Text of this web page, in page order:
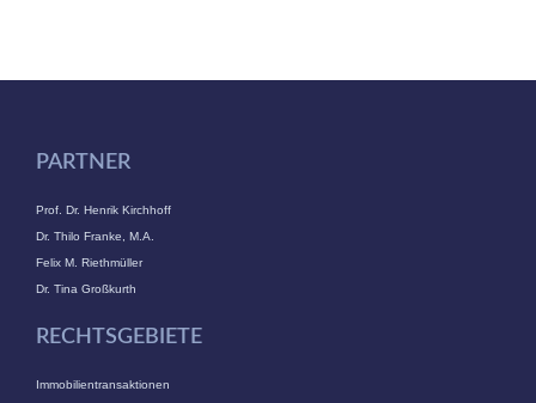
PARTNER
Prof. Dr. Henrik Kirchhoff
Dr. Thilo Franke, M.A.
Felix M. Riethmüller
Dr. Tina Großkurth
RECHTSGEBIETE
Immobilientransaktionen